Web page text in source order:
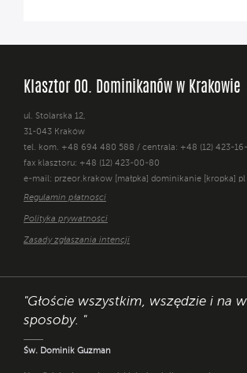
Klasztor OO. Dominikanów w Krakowie
ul. Stolarska 12,
31-043 Kraków
tel. kom. +48 694 480 588 / centrala: +48 (12) 423-
fax klasztoru: +48 (12) 423-00-80
e-mail: przeor.krakow [małpka] dominikanie [kropka] pl
Regulamin płatności
Polityka prywatności
Zasady zgłaszania intencji
"Głoście wszystkim, wszędzie i na
sposoby. "
Św. Dominik Guzman